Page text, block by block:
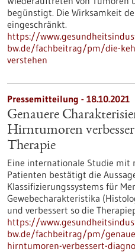
begünstigt. Die Wirksamkeit
eingeschränkt.
https://
bw.de/fachbeitrag/pm/die-
verstehen
Pressemitteilung - 18.10.2021
Genauere
Hirntumoren
Therapie
Eine internationale Studie mit
Patienten bestätigt die
Klassifizierungssystems für
Gewebecharakteristika
und verbessert so die
https://
bw.de/fachbeitrag/pm/
hirntumoren-verbessert-